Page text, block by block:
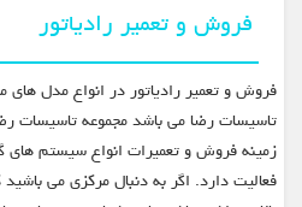
فروش و تعمیر رادیاتور
فروش و تعمیر رادیاتور در انواع مدل
تاسیسات رضا می باشد مجموعه تاسیسات
زمینه فروش و تعمیرات انواع سیستم
فعالیت دارد. اگر به دنبال مرکزی می باشید